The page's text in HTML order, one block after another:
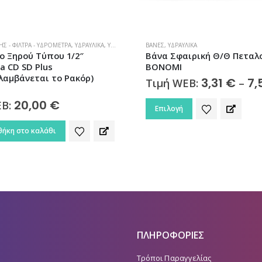
Θ/Θ Πεταλούδα
3,31€ – 7,59€
7,59 €
ΒΆΝΕΣ, ΥΔΡΑΥΛΙΚΆ
Βάνα Σφαιρική Α/Θ
BONOMI
Τιμή WEB: 3,63€ –
Επιλογή
Αυτό το προϊόν έχει πολλαπλές παραλλαγές. Οι επιλογές μπορούν να επιλεγούν στη σελίδα του προϊόντος
ΠΛΗΡΟΦΟΡΙΕΣ
Τρόποι Παραγγελίας